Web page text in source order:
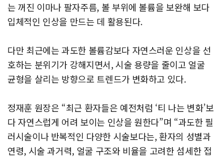
는 꺼진 이마나 팔자주름, 볼 부위에 볼륨을 보완해 보다
입체적인 인상을 만드는 데 활용된다.
다만 최근에는 과도한 볼륨감보다 자연스러운 인상을 선
호하는 분위기가 강해지면서, 시술 용량을 줄이고 얼굴
균형을 살리는 방향으로 트렌드가 변화하고 있다.
정재훈 원장은 “최근 환자들은 예전처럼 ‘티 나는 변화’보
다 자연스럽게 어려 보이는 인상을 원한다”며 “과도한 필
러시술이나 반복적인 다양한 시술보다는, 환자의 성별과
연령, 시술 과거력, 얼굴 구조와 비율을 고려한 섬세한 접